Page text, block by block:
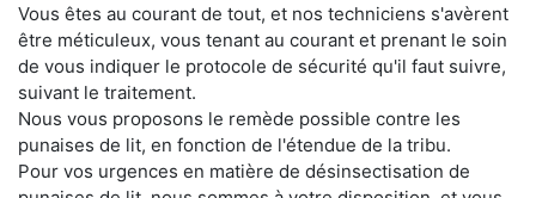
Vous êtes au courant de tout, et nos techniciens s'avèrent
être méticuleux, vous tenant au courant et prenant le soin
de vous indiquer le protocole de sécurité qu'il faut suivre,
suivant le traitement.
Nous vous proposons le remède possible contre les
punaises de lit, en fonction de l'étendue de la tribu.
Pour vos urgences en matière de désinsectisation de